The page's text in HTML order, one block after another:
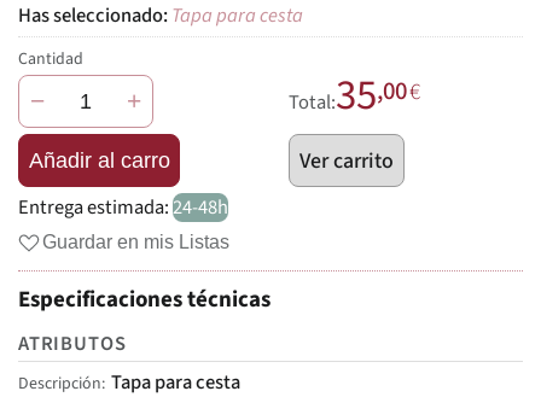
Tapa para cesta
Cantidad
− +
Añadir al carro
Total:35,00€
Ver carrito
Entrega estimada:24-48h
Guardar en mis Listas
Especificaciones técnicas
ATRIBUTOS
Descripción Tapa para cesta